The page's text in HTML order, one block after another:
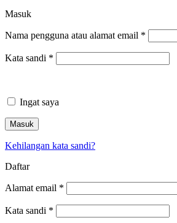
Masuk
Nama pengguna atau alamat email *
Kata sandi *
Ingat saya
Masuk
Kehilangan kata sandi?
Daftar
Alamat email *
Kata sandi *